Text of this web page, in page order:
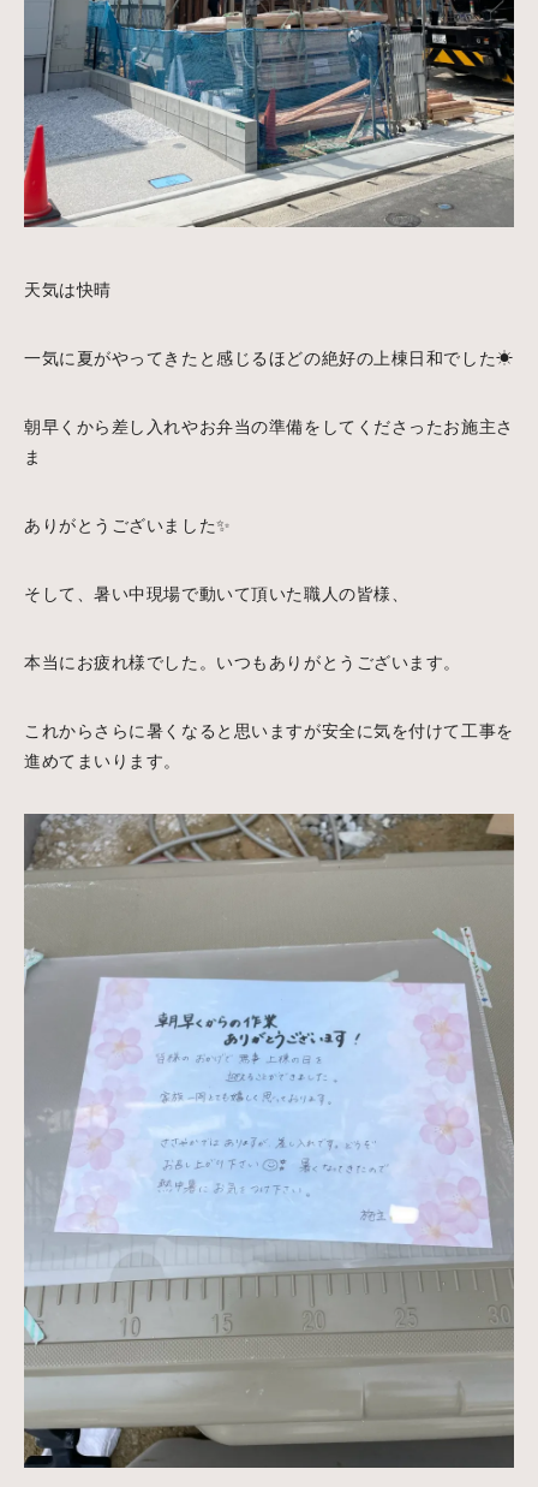
天気は快晴
一気に夏がやってきたと感じるほどの絶好の上棟日和でした☀
朝早くから差し入れやお弁当の準備をしてくださったお施主さ
ま
ありがとうございました✨
そして、暑い中現場で動いて頂いた職人の皆様、
本当にお疲れ様でした。いつもありがとうございます。
これからさらに暑くなると思いますが安全に気を付けて工事を
進めてまいります。